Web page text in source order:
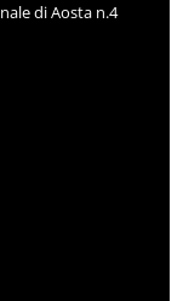
di Aosta n.4